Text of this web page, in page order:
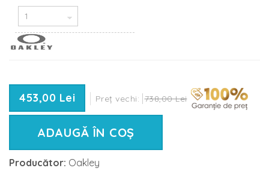
453,00 Lei Preț vechi: 738,00 Lei
ADAUGĂ ÎN COȘ
Producător: Oakley